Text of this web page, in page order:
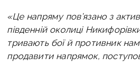
«Це напряму пов’язано з
південній околиці
тривають бої й противник
продавити напрямок,